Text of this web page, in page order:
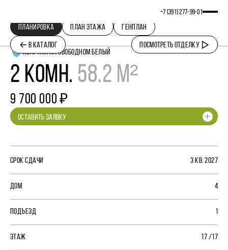
+7 (391) 277‒99‒01
В КАТАЛОГ
ПЛАНИРОВКА ПЛАН ЭТАЖА ГЕНПЛАН
ПОСМОТРЕТЬ ОТДЕЛКУ
КВАРТАЛ НА СВОБОДНОМ БЕЛЫЙ
2 КОМН. 58.2 М²
9 700 000 ₽
ОСТАВИТЬ ЗАЯВКУ
СРОК СДАЧИ 3 КВ. 2027
ДОМ 4
ПОДЪЕЗД 1
ЭТАЖ 17 /17